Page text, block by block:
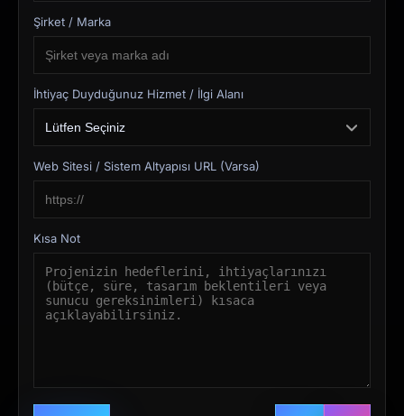
Şirket / Marka
İhtiyaç Duyduğunuz Hizmet / İlgi Alanı
Web Sitesi / Sistem Altyapısı URL (Varsa)
Kısa Not